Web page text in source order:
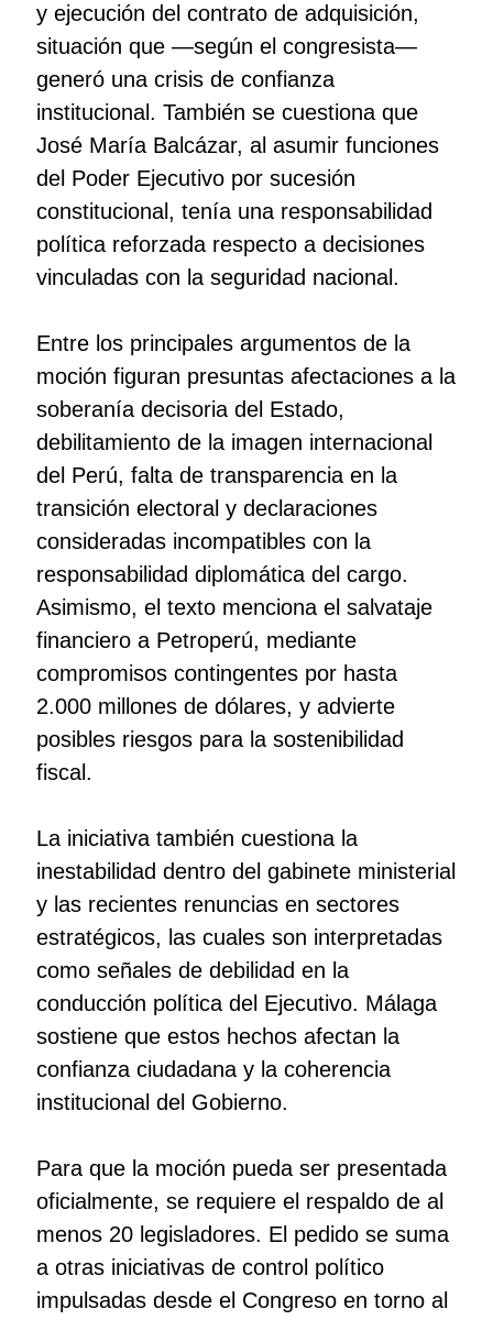
y ejecución del contrato de adquisición,
situación que —según el congresista—
generó una crisis de confianza
institucional. También se cuestiona que
José María Balcázar, al asumir funciones
del Poder Ejecutivo por sucesión
constitucional, tenía una responsabilidad
política reforzada respecto a decisiones
vinculadas con la seguridad nacional.
Entre los principales argumentos de la
moción figuran presuntas afectaciones a la
soberanía decisoria del Estado,
debilitamiento de la imagen internacional
del Perú, falta de transparencia en la
transición electoral y declaraciones
consideradas incompatibles con la
responsabilidad diplomática del cargo.
Asimismo, el texto menciona el salvataje
financiero a Petroperú, mediante
compromisos contingentes por hasta
2.000 millones de dólares, y advierte
posibles riesgos para la sostenibilidad
fiscal.
La iniciativa también cuestiona la
inestabilidad dentro del gabinete ministerial
y las recientes renuncias en sectores
estratégicos, las cuales son interpretadas
como señales de debilidad en la
conducción política del Ejecutivo. Málaga
sostiene que estos hechos afectan la
confianza ciudadana y la coherencia
institucional del Gobierno.
Para que la moción pueda ser presentada
oficialmente, se requiere el respaldo de al
menos 20 legisladores. El pedido se suma
a otras iniciativas de control político
impulsadas desde el Congreso en torno al